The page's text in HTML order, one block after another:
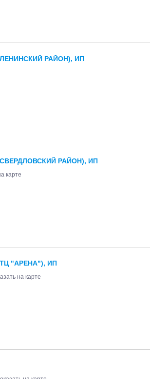
РАЙОН), ИП
РАЙОН), ИП
карте
"АРЕНА"), ИП
на карте